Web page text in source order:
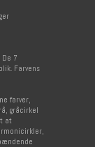
7
Farvens
farver,
gråcirkel
at